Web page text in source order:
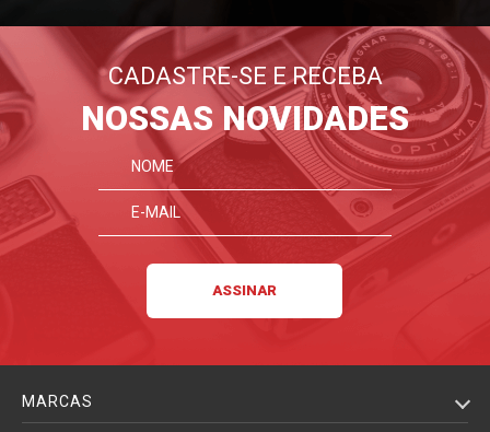
CADASTRE-SE E RECEBA
NOSSAS NOVIDADES
MARCAS